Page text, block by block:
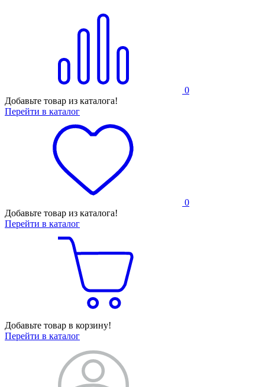
0
Добавьте товар из каталога!
Перейти в каталог
0
Добавьте товар из каталога!
Перейти в каталог
Добавьте товар в корзину!
Перейти в каталог